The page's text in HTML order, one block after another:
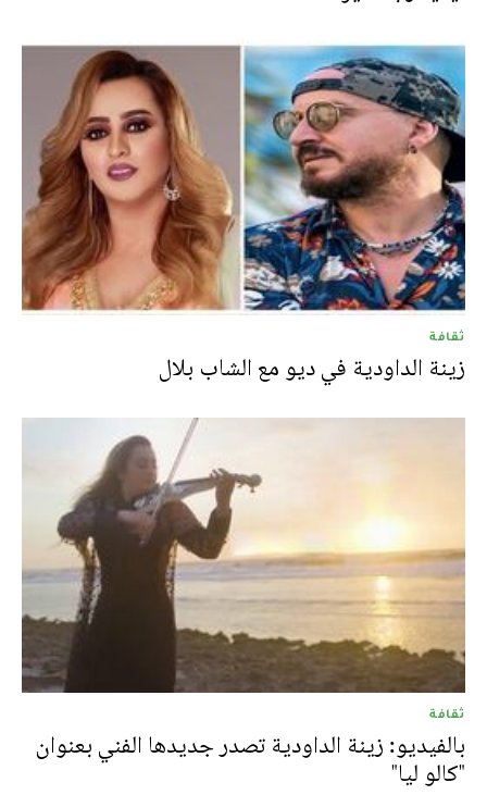
ثقافة
زينة الداودية في ديو مع الشاب بلال
ثقافة
بالفيديو: زينة الداودية تصدر جديدها الفني بعنوان
"كالو ليا"